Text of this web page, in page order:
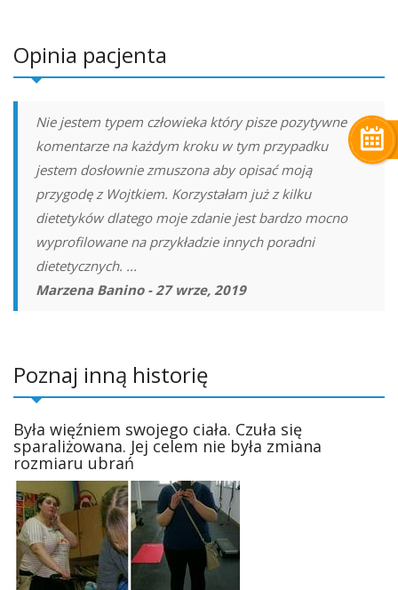
Opinia pacjenta
Nie jestem typem człowieka który pisze pozytywne
komentarze na każdym kroku w tym przypadku
jestem dosłownie zmuszona aby opisać moją
przygodę z Wojtkiem. Korzystałam już z kilku
dietetyków dlatego moje zdanie jest bardzo mocno
wyprofilowane na przykładzie innych poradni
dietetycznych. ...
Marzena Banino - 27 wrze, 2019
Poznaj inną historię
Była więźniem swojego ciała. Czuła się
sparaliżowana. Jej celem nie była zmiana
rozmiaru ubrań